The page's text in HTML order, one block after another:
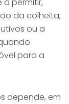
permitir,
da colheita,
ou a
para a
depende, em